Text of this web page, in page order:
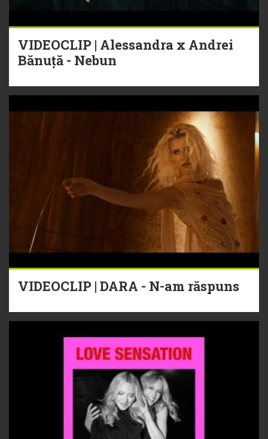
VIDEOCLIP | Alessandra x Andrei
Bănuță - Nebun
VIDEOCLIP | DARA - N-am răspuns